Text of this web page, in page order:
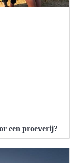
een proeverij?